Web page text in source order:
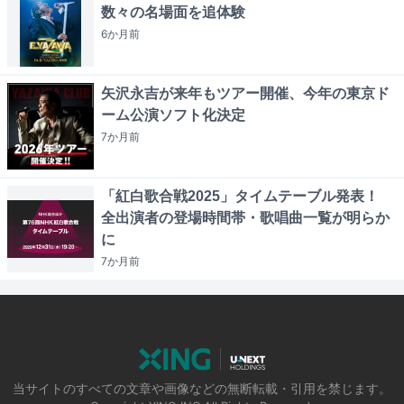
数々の名場面を追体験
6か月前
矢沢永吉が来年もツアー開催、今年の東京ド
ーム公演ソフト化決定
7か月前
「紅白歌合戦2025」タイムテーブル発表！
全出演者の登場時間帯・歌唱曲一覧が明らか
に
7か月前
当サイトのすべての文章や画像などの無断転載・引用を禁じます。